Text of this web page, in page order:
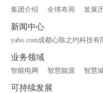
集团介绍 全球布局 发展
新闻中心
yabo.com成都心陈之约科技有
业务领域
智能电网 智慧能源 智慧
可持续发展